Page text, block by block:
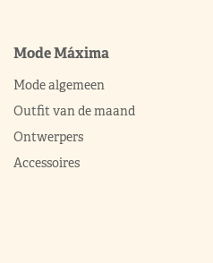
Mode Máxima
Mode algemeen
Outfit van de maand
Ontwerpers
Accessoires